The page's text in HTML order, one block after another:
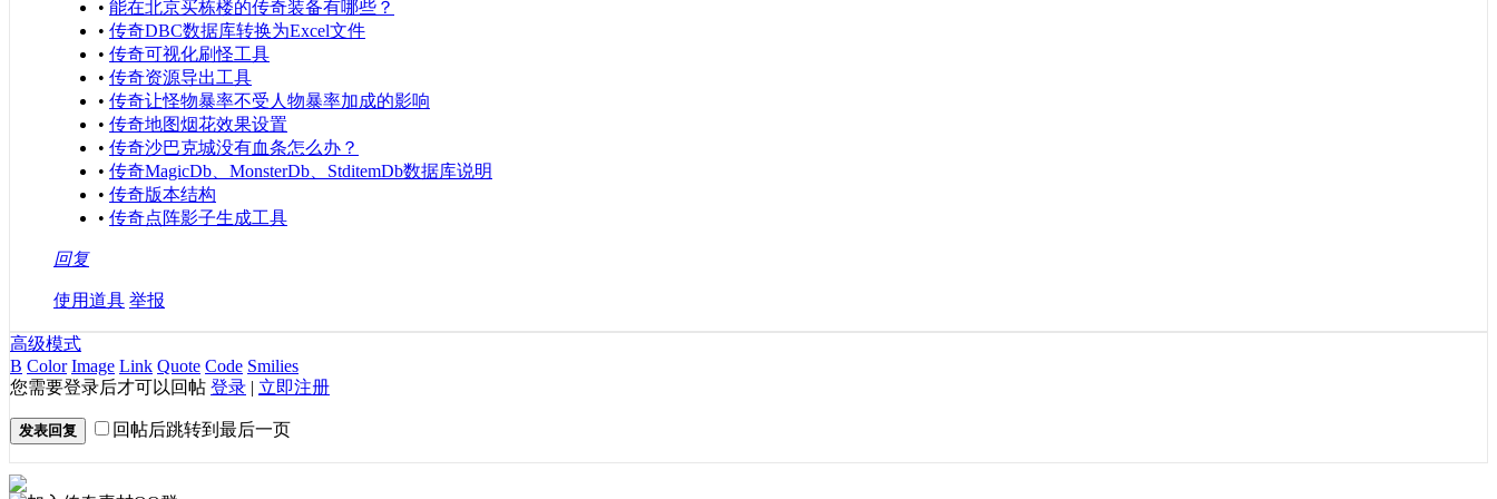
• 能在北京买栋楼的传奇装备有哪些？
• 传奇DBC数据库转换为Excel文件
• 传奇可视化刷怪工具
• 传奇资源导出工具
• 传奇让怪物暴率不受人物暴率加成的影响
• 传奇地图烟花效果设置
• 传奇沙巴克城没有血条怎么办？
• 传奇MagicDb、MonsterDb、StditemDb数据库说明
• 传奇版本结构
• 传奇点阵影子生成工具
回复
使用道具 举报
高级模式
B Color Image Link Quote Code Smilies
您需要登录后才可以回帖 登录 | 立即注册
发表回复 回帖后跳转到最后一页